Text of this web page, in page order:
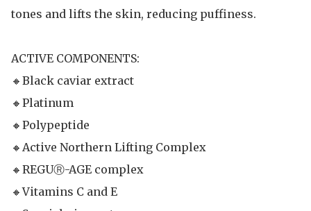
tones and lifts the skin, reducing puffiness.
ACTIVE COMPONENTS:
🔸Black caviar extract
🔸Platinum
🔸Polypeptide
🔸Active Northern Lifting Complex
🔸REGUⓇ-AGE complex
🔸Vitamins C and E